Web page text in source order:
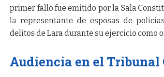
primer fallo fue emitido por la Sala
la representante de esposas de
delitos de Lara durante su ejercicio como
Audiencia en el